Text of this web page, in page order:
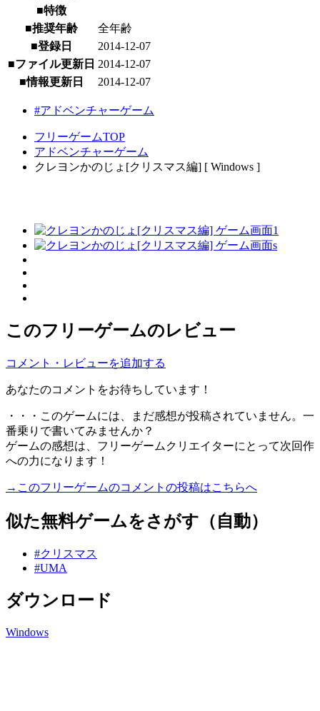
■特徴
■推奨年齢
全年齢
■登録日
2014-12-07
■ファイル更新日 2014-12-07
■情報更新日
2014-12-07
#アドベンチャーゲーム
フリーゲームTOP
アドベンチャーゲーム
クレヨンかのじょ[クリスマス編] [ Windows ]
このフリーゲームのレビュー
コメント・レビューを追加する
あなたのコメントをお待ちしています！
・・・このゲームには、まだ感想が投稿されていません。一
番乗りで書いてみませんか？
ゲームの感想は、フリーゲームクリエイターにとって次回作
への力になります！
→このフリーゲームのコメントの投稿はこちらへ
似た無料ゲームをさがす（自動）
#クリスマス
#UMA
ダウンロード
Windows